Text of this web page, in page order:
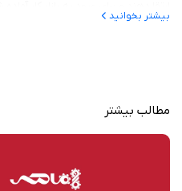
پلتفرم‌های آموزشی در حوزه صنعت برق
کاربرپسند و ابزارهایی برای سنجش
بیشتر بخوانید
مطالب بیشتر